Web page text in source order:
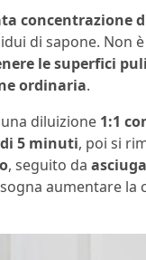
concentrazione
di sapone. Non
le superfici
ordinaria.
diluizione 1:1
5 minuti, poi si
, seguito da
aumentare la